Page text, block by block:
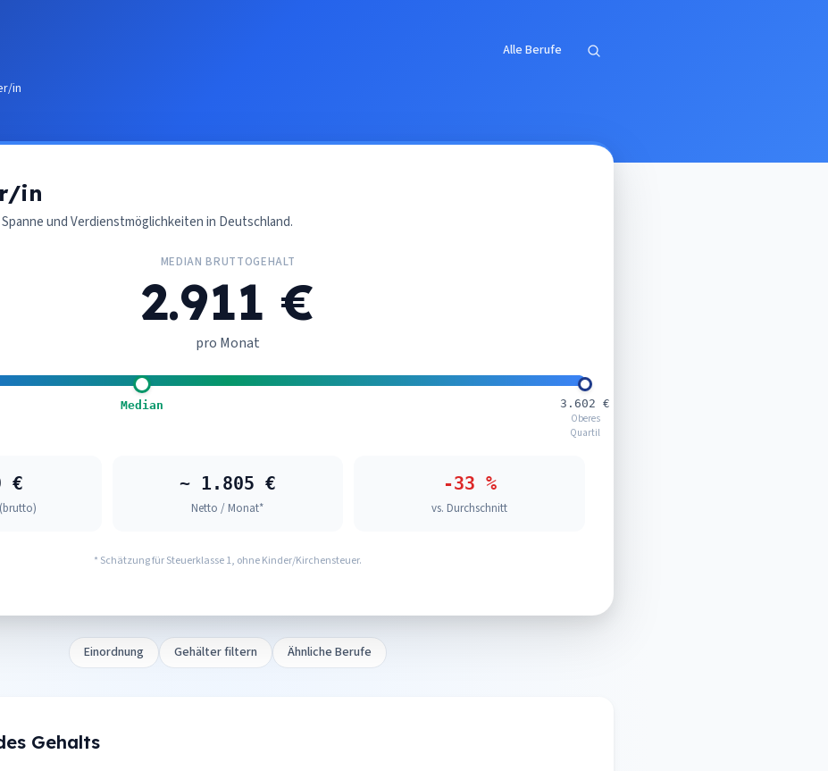
Alle Berufe
in
in
und Verdienstmöglichkeiten in Deutschland.
MEDIAN BRUTTOGEHALT
2.911 €
pro Monat
Median
3.602 €
Oberes
Quartil
€ ~ 1.805 €
Netto / Monat*
-33 %
vs. Durchschnitt
* Schätzung für Steuerklasse 1, ohne Kinder/Kirchensteuer.
Einordnung Gehälter filtern Ähnliche Berufe
Gehalts